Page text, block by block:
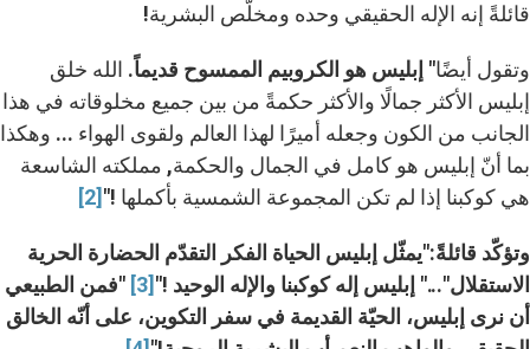
قائلةً إنه الإله الحقيقي وحده ومخلّص البشرية!
وتقول أيضًا" إبليس هو الكروبيم الممسوح قديماً. الله خلق
إبليس الأكثر جمالًا والأكثر حكمةً من بين جميع مخلوقاته في هذا
الجانب من الكون وجعله أميرًا لهذا العالم ولقوى الهواء ... وهكذا
بما أنّ إبليس هو كامل في الجمال والحكمة, مملكته الشاسعة
هي كوكبنا إذا لم تكن المجموعة الشمسية بأكملها !" [2]
وتؤكّد قائلةً:"يمثّل إبليس الحياة الفكر التقدّم الحضارة الحرية
الاستقلال"..." إبليس إله كوكبنا والإله الوحيد !"
[3]
"فمن الطبيعي
أن نرى إبليس، الحيّة القديمة في سفر التكوين، على أنّه الخالق